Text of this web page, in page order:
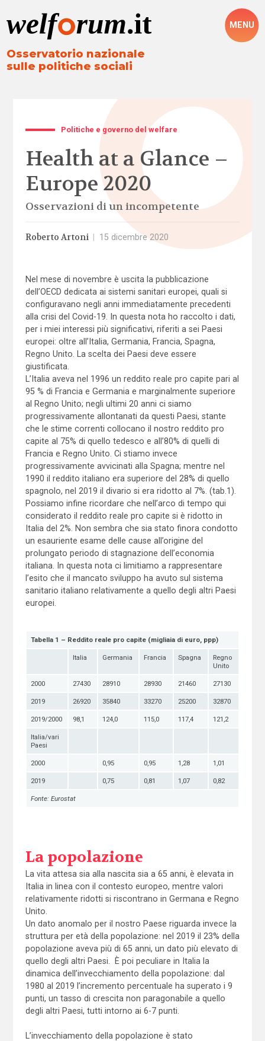
Osservatorio nazionale
sulle politiche sociali
MENU
Politiche e governo del welfare
Health at a Glance –
Europe 2020
Osservazioni di un incompetente
Roberto Artoni 15 dicembre 2020
Nel mese di novembre è uscita la pubblicazione
dell’OECD dedicata ai sistemi sanitari europei, quali si
configuravano negli anni immediatamente precedenti
alla crisi del Covid-19. In questa nota ho raccolto i dati,
per i miei interessi più significativi, riferiti a sei Paesi
europei: oltre all’Italia, Germania, Francia, Spagna,
Regno Unito. La scelta dei Paesi deve essere
giustificata.
L’Italia aveva nel 1996 un reddito reale pro capite pari al
95 % di Francia e Germania e marginalmente superiore
al Regno Unito; negli ultimi 20 anni ci siamo
progressivamente allontanati da questi Paesi, stante
che le stime correnti collocano il nostro reddito pro
capite al 75% di quello tedesco e all’80% di quelli di
Francia e Regno Unito. Ci stiamo invece
progressivamente avvicinati alla Spagna; mentre nel
1990 il reddito italiano era superiore del 28% di quello
spagnolo, nel 2019 il divario si era ridotto al 7%. (tab.1).
Possiamo infine ricordare che nell’arco di tempo qui
considerato il reddito reale pro capite si è ridotto in
Italia del 2%. Non sembra che sia stato finora condotto
un esauriente esame delle cause all’origine del
prolungato periodo di stagnazione dell’economia
italiana. In questa nota ci limitiamo a rappresentare
l’esito che il mancato sviluppo ha avuto sul sistema
sanitario italiano relativamente a quello degli altri Paesi
europei.
Tabella 1 – Reddito reale pro capite (migliaia di euro, ppp)
Italia Germania Francia Spagna
Regno
Unito
2000 27430 28910 28930 21460 27130
2019 26920 35840 33270 25200 32870
2019/2000 98,1 124,0 115,0 117,4 121,2
Italia/vari
Paesi
2000 0,95 0,95 1,28 1,01
2019 0,75 0,81 1,07 0,82
Fonte: Eurostat
La popolazione
La vita attesa sia alla nascita sia a 65 anni, è elevata in
Italia in linea con il contesto europeo, mentre valori
relativamente ridotti si riscontrano in Germana e Regno
Unito.
Un dato anomalo per il nostro Paese riguarda invece la
struttura per età della popolazione: nel 2019 il 23% della
popolazione aveva più di 65 anni, un dato più elevato di
quello degli altri Paesi. È poi peculiare in Italia la
dinamica dell’invecchiamento della popolazione: dal
1980 al 2019 l’incremento percentuale ha superato i 9
punti, un tasso di crescita non paragonabile a quello
degli altri Paesi, tutti intorno ai 6-7 punti.
L’invecchiamento della popolazione è stato